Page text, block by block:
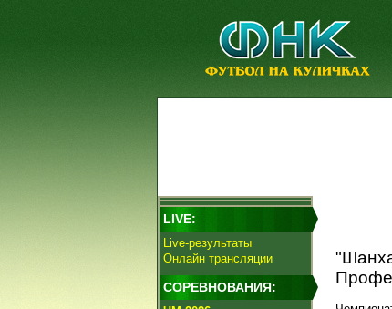
LIVE:
Live-результаты
Онлайн трансляции
СОРЕВНОВАНИЯ: